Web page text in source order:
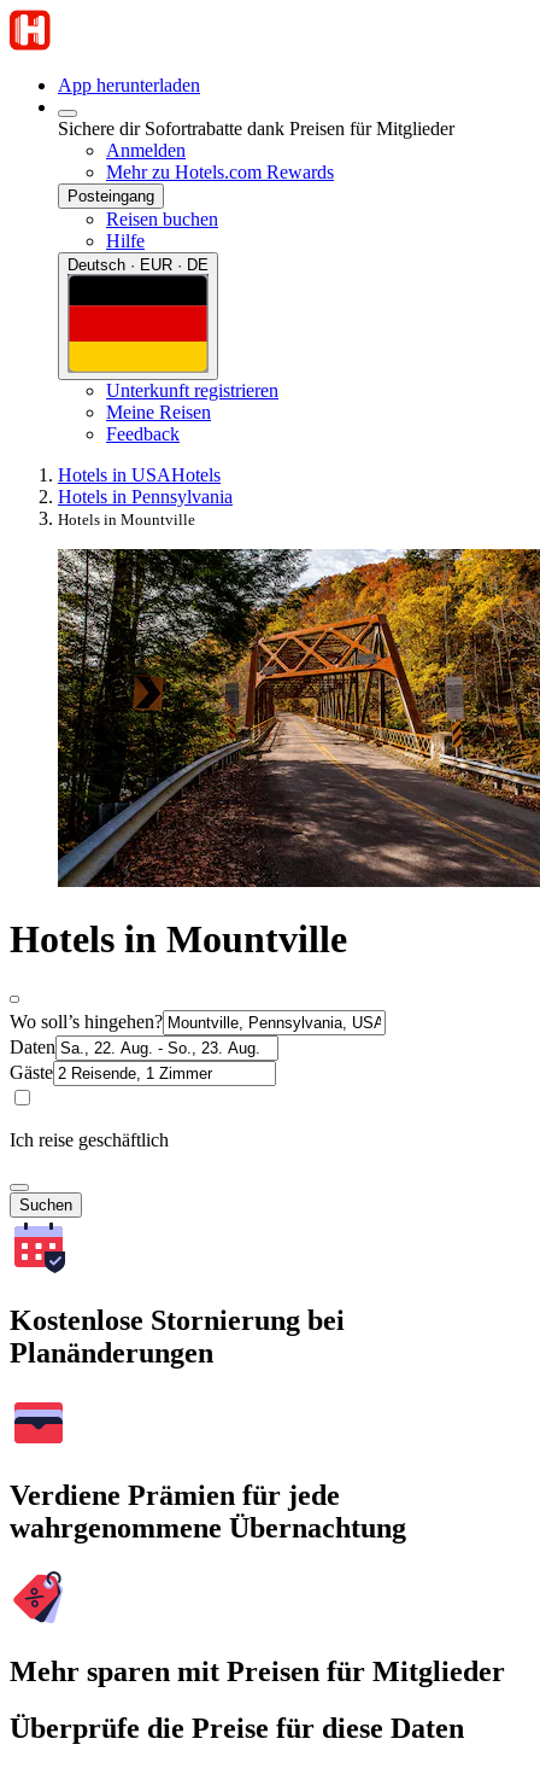
App herunterladen
Sichere dir Sofortrabatte dank Preisen für Mitglieder
Anmelden
Mehr zu Hotels.com Rewards
Posteingang
Reisen buchen
Hilfe
Deutsch · EUR · DE
Unterkunft registrieren
Meine Reisen
Feedback
Hotels in USAHotels
Hotels in Pennsylvania
Hotels in Mountville
Hotels in Mountville
Wo soll’s hingehen?
Daten
Gäste
Ich reise geschäftlich
Suchen
Kostenlose Stornierung bei
Planänderungen
Verdiene Prämien für jede
wahrgenommene Übernachtung
Mehr sparen mit Preisen für Mitglieder
Überprüfe die Preise für diese Daten